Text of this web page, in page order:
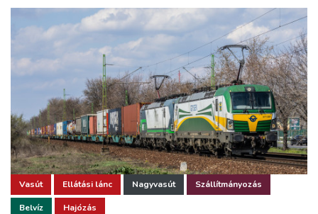
Vasút Ellátási lánc Nagyvasút Szállítmányozás
Belvíz Hajózás